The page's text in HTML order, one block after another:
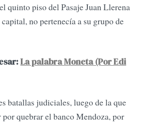
quinto piso del Pasaje Juan Llerena
no pertenecía a su grupo de
La palabra Moneta (Por Edi
batallas judiciales, luego de la que
quebrar el banco Mendoza, por